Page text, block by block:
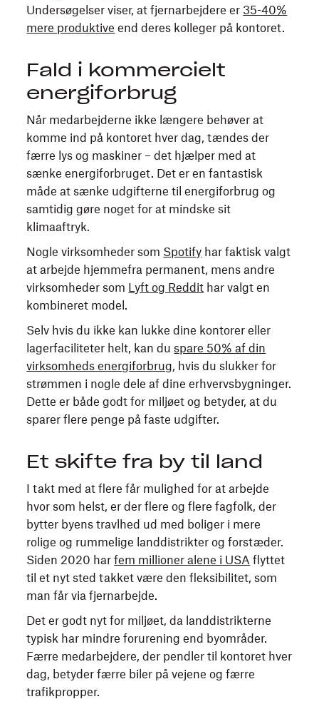
Undersøgelser viser, at fjernarbejdere er 35-40%
mere produktive end deres kolleger på kontoret.
Fald i kommercielt
energiforbrug
Når medarbejderne ikke længere behøver at
komme ind på kontoret hver dag, tændes der
færre lys og maskiner – det hjælper med at
sænke energiforbruget. Det er en fantastisk
måde at sænke udgifterne til energiforbrug og
samtidig gøre noget for at mindske sit
klimaaftryk.
Nogle virksomheder som Spotify har faktisk valgt
at arbejde hjemmefra permanent, mens andre
virksomheder som Lyft og Reddit har valgt en
kombineret model.
Selv hvis du ikke kan lukke dine kontorer eller
lagerfaciliteter helt, kan duspare 50% af din
virksomheds energiforbrug, hvis du slukker for
strømmen i nogle dele af dine erhvervsbygninger.
Dette er både godt for miljøet og betyder, at du
sparer flere penge på faste udgifter.
Et skifte fra by til land
I takt med at flere får mulighed for at arbejde
hvor som helst, er der flere og flere fagfolk, der
bytter byens travlhed ud med boliger i mere
rolige og rummelige landdistrikter og forstæder.
Siden 2020 harfem millioner alene i USA flyttet
til et nyt sted takket være den fleksibilitet, som
man får via fjernarbejde.
Det er godt nyt for miljøet, da landdistrikterne
typisk har mindre forurening end byområder.
Færre medarbejdere, der pendler til kontoret hver
dag, betyder færre biler på vejene og færre
trafikpropper.